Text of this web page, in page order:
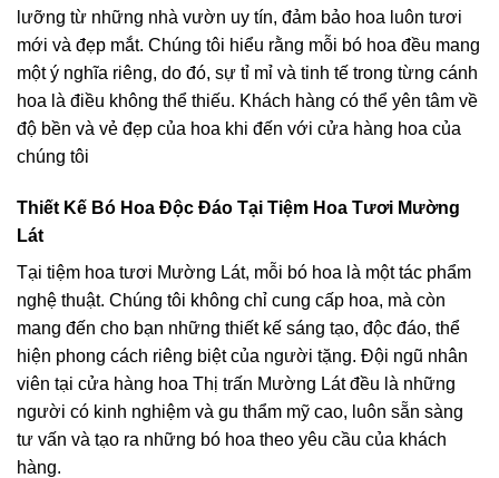
lưỡng từ những nhà vườn uy tín, đảm bảo hoa luôn tươi
mới và đẹp mắt. Chúng tôi hiểu rằng mỗi bó hoa đều mang
một ý nghĩa riêng, do đó, sự tỉ mỉ và tinh tế trong từng cánh
hoa là điều không thể thiếu. Khách hàng có thể yên tâm về
độ bền và vẻ đẹp của hoa khi đến với cửa hàng hoa của
chúng tôi
Thiết Kế Bó Hoa Độc Đáo Tại Tiệm Hoa Tươi Mường
Lát
Tại tiệm hoa tươi Mường Lát, mỗi bó hoa là một tác phẩm
nghệ thuật. Chúng tôi không chỉ cung cấp hoa, mà còn
mang đến cho bạn những thiết kế sáng tạo, độc đáo, thể
hiện phong cách riêng biệt của người tặng. Đội ngũ nhân
viên tại cửa hàng hoa Thị trấn Mường Lát đều là những
người có kinh nghiệm và gu thẩm mỹ cao, luôn sẵn sàng
tư vấn và tạo ra những bó hoa theo yêu cầu của khách
hàng.